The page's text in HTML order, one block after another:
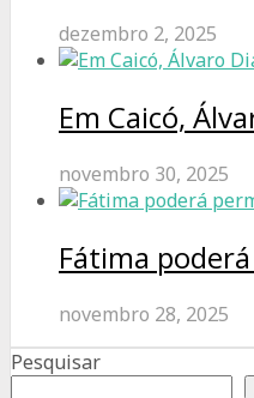
dezembro 2, 2025
Em Caicó,
novembro 30, 2025
Fátima
novembro 28, 2025
Pesquisar